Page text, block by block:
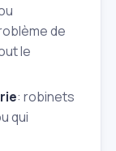
de
le
: robinets
qui